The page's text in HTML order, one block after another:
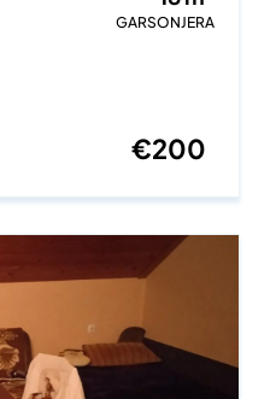
GARSONJERA
€200